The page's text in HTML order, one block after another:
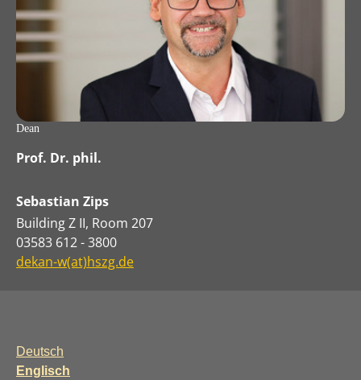
Dean
Prof. Dr. phil.
Sebastian Zips
Building Z II, Room 207
03583 612 - 3800
dekan-w(at)hszg.de
Deutsch
Englisch